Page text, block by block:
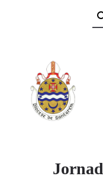
A DIOCESE
CELEBRAÇÃO
VIDA CRISTÃ
NOTÍCIAS